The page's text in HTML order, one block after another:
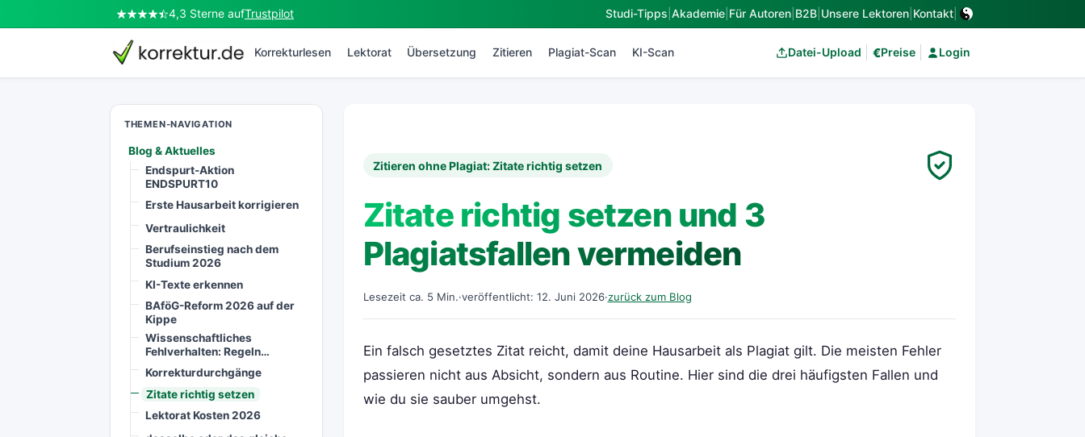
4,3 Sterne aufTrustpilot Studi-Tipps Akademie Für Autoren B2B Unsere Lektoren Kontakt
korrektur.de Korrekturlesen Lektorat Übersetzung Zitieren Plagiat-Scan KI-Scan Datei-Upload €Preise Login
THEMEN-NAVIGATION
Blog & Aktuelles
Endspurt-Aktion
ENDSPURT10
Erste Hausarbeit korrigieren
Vertraulichkeit
Berufseinstieg nach dem
Studium 2026
KI-Texte erkennen
BAföG-Reform 2026 auf der
Kippe
Wissenschaftliches
Fehlverhalten: Regeln…
Korrekturdurchgänge
Zitate richtig setzen
Lektorat Kosten 2026
Zitieren ohne Plagiat: Zitate richtig setzen
Zitate richtig setzen und 3
Plagiatsfallen vermeiden
Lesezeit ca. 5 Min.·veröffentlicht: 12. Juni 2026·zurück zum Blog
Ein falsch gesetztes Zitat reicht, damit deine Hausarbeit als Plagiat gilt. Die meisten Fehler
passieren nicht aus Absicht, sondern aus Routine. Hier sind die drei häufigsten Fallen und
wie du sie sauber umgehst.